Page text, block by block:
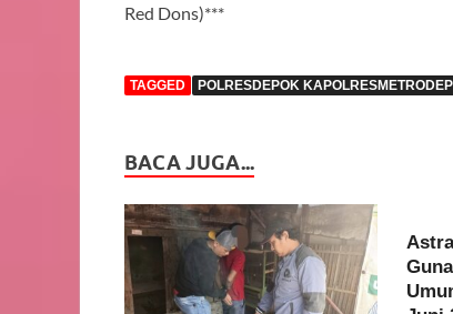
Red Dons)***
TAGGED POLRESDEPOK
BACA JUGA...